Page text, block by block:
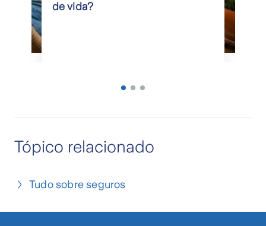
de vida?
Tópico relacionado
Tudo sobre seguros